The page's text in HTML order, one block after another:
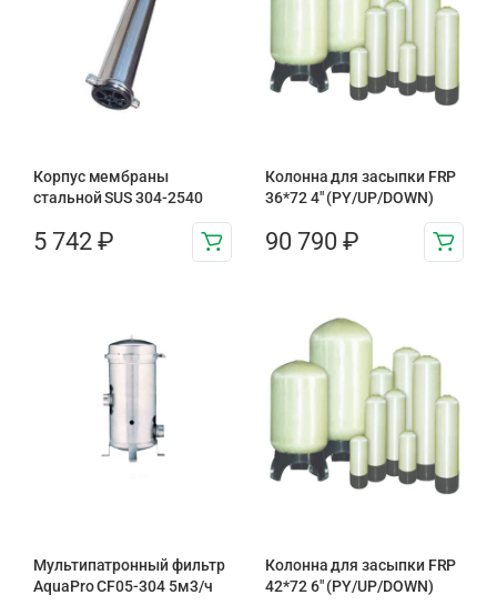
Корпус мембраны
стальной SUS 304-2540
5 742 ₽
Колонна для засыпки FRP
36*72 4″ (PY/UP/DOWN)
90 790 ₽
Мультипатронный фильтр
AquaPro CF05-304 5м3/ч
Колонна для засыпки FRP
42*72 6″ (PY/UP/DOWN)